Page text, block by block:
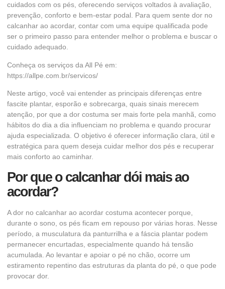
cuidados com os pés, oferecendo serviços voltados à avaliação,
prevenção, conforto e bem-estar podal. Para quem sente dor no
calcanhar ao acordar, contar com uma equipe qualificada pode
ser o primeiro passo para entender melhor o problema e buscar o
cuidado adequado.
Conheça os serviços da All Pé em:
https://allpe.com.br/servicos/
Neste artigo, você vai entender as principais diferenças entre
fascite plantar, esporão e sobrecarga, quais sinais merecem
atenção, por que a dor costuma ser mais forte pela manhã, como
hábitos do dia a dia influenciam no problema e quando procurar
ajuda especializada. O objetivo é oferecer informação clara, útil e
estratégica para quem deseja cuidar melhor dos pés e recuperar
mais conforto ao caminhar.
Por que o calcanhar dói mais ao
acordar?
A dor no calcanhar ao acordar costuma acontecer porque,
durante o sono, os pés ficam em repouso por várias horas. Nesse
período, a musculatura da panturrilha e a fáscia plantar podem
permanecer encurtadas, especialmente quando há tensão
acumulada. Ao levantar e apoiar o pé no chão, ocorre um
estiramento repentino das estruturas da planta do pé, o que pode
provocar dor.